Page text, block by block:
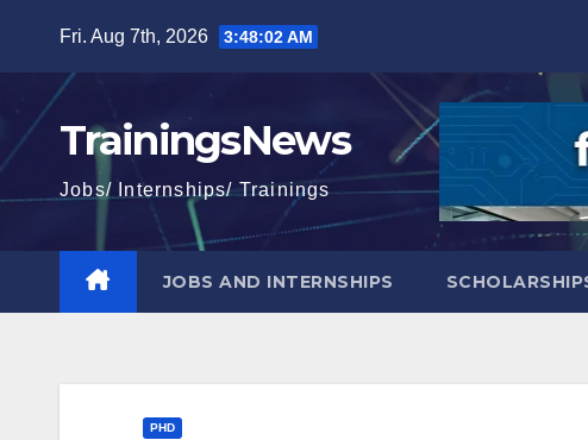
content
Fri. Aug 7th, 2026 3:48:03 AM
TrainingsNews
Jobs/ Internships/ Trainings
JOBS AND INTERNSHIPS
PHD